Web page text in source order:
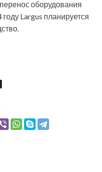
оборудования
Largus планируется